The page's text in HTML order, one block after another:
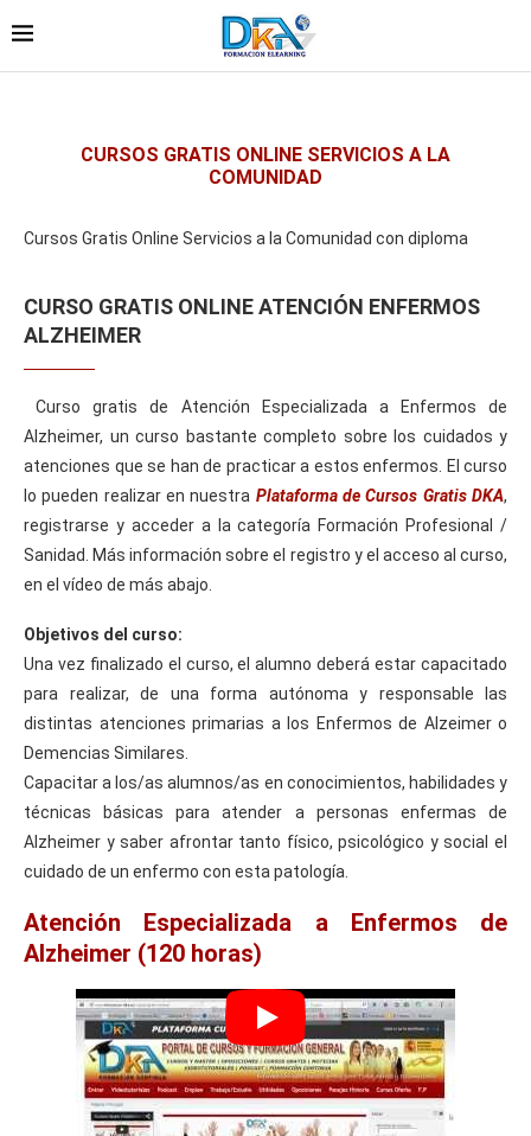
CURSOS GRATIS ONLINE SERVICIOS A LA
COMUNIDAD
Cursos Gratis Online Servicios a la Comunidad con diploma
CURSO GRATIS ONLINE ATENCIÓN ENFERMOS
ALZHEIMER
Curso gratis de Atención Especializada a Enfermos de
Alzheimer, un curso bastante completo sobre los cuidados y
atenciones que se han de practicar a estos enfermos. El curso
lo pueden realizar en nuestra Plataforma de Cursos Gratis DKA,
registrarse y acceder a la categoría Formación Profesional /
Sanidad. Más información sobre el registro y el acceso al curso,
en el vídeo de más abajo.
Objetivos del curso:
Una vez finalizado el curso, el alumno deberá estar capacitado
para realizar, de una forma autónoma y responsable las
distintas atenciones primarias a los Enfermos de Alzeimer o
Demencias Similares.
Capacitar a los/as alumnos/as en conocimientos, habilidades y
técnicas básicas para atender a personas enfermas de
Alzheimer y saber afrontar tanto físico, psicológico y social el
cuidado de un enfermo con esta patología.
Atención Especializada a Enfermos de
Alzheimer (120 horas)